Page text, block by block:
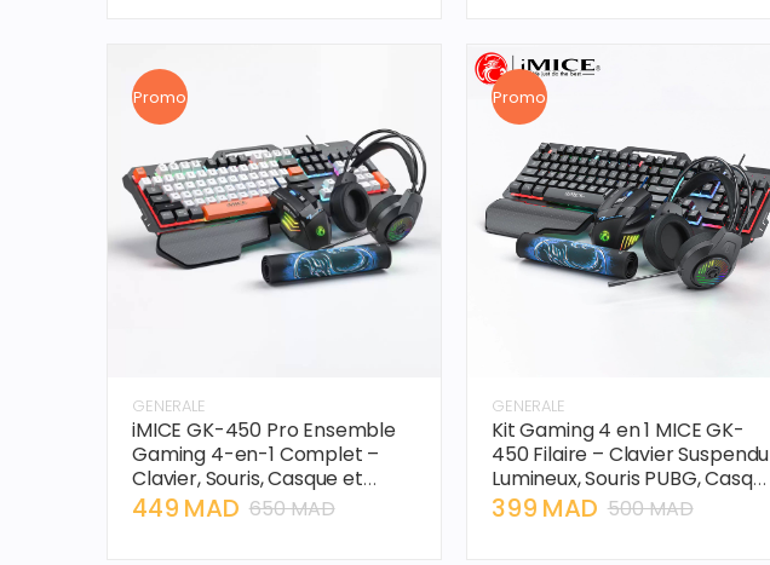
Promo
GENERALE
iMICE GK-450 Pro Ensemble
Gaming 4-en-1 Complet –
Clavier, Souris, Casque et
Tapis, pour Expérience de Jeu
449 MAD 650 MAD
Promo
GENERALE
Kit Gaming 4 en 1 MICE GK-
450 Filaire – Clavier Suspendu
Lumineux, Souris PUBG, Casque
Audio, Tapis de Souris
399 MAD 500 MAD